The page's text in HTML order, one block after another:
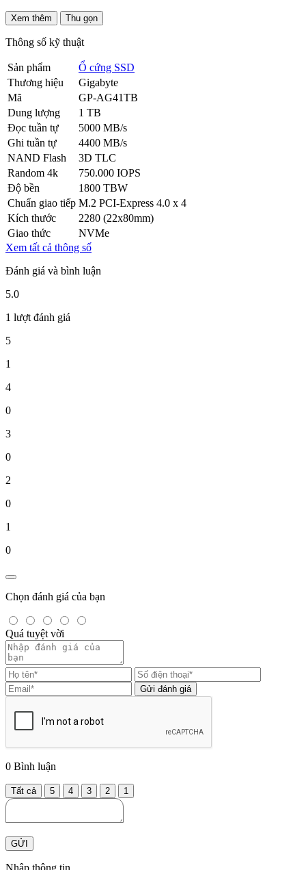
Xem thêm Thu gọn
Thông số kỹ thuật
Sản phẩm
Ổ cứng SSD
Thương hiệu
Gigabyte
Mã
GP-AG41TB
Dung lượng
1 TB
Đọc tuần tự
5000 MB/s
Ghi tuần tự
4400 MB/s
NAND Flash
3D TLC
Random 4k
750.000 IOPS
Độ bền
1800 TBW
Chuẩn giao tiếp M.2 PCI-Express 4.0 x 4
Kích thước
2280 (22x80mm)
Giao thức
NVMe
Xem tất cả thông số
Đánh giá và bình luận
5.0
1 lượt đánh giá
5
1
4
0
3
0
2
0
1
0
Chọn đánh giá của bạn
Quá tuyệt vời
Gửi đánh giá
0 Bình luận
Tất cả 5 4 3 2 1
GỬI
Nhập thông tin